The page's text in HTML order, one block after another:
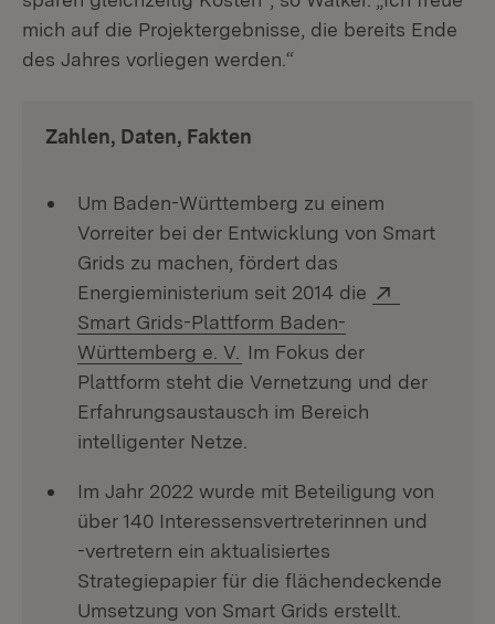
mich auf die Projektergebnisse, die bereits Ende
des Jahres vorliegen werden.“
Zahlen, Daten, Fakten
Um Baden-Württemberg zu einem
Vorreiter bei der Entwicklung von Smart
Grids zu machen, fördert das
Energieministerium seit 2014 die
Smart Grids-Plattform Baden-
Württemberg e. V.
(Öffnet in neuem Fenster)
Im Fokus der
Plattform steht die Vernetzung und der
Erfahrungsaustausch im Bereich
intelligenter Netze.
Im Jahr 2022 wurde mit Beteiligung von
über 140 Interessensvertreterinnen und
-vertretern ein aktualisiertes
Strategiepapier für die flächendeckende
Umsetzung von Smart Grids erstellt.